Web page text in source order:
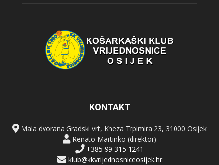
KONTAKT
Mala dvorana Gradski vrt, Kneza Trpimira 23, 31000 Osijek
Renato Martinko (direktor)
+385 99 315 1241
klub@kkvrijednosniceosijek.hr